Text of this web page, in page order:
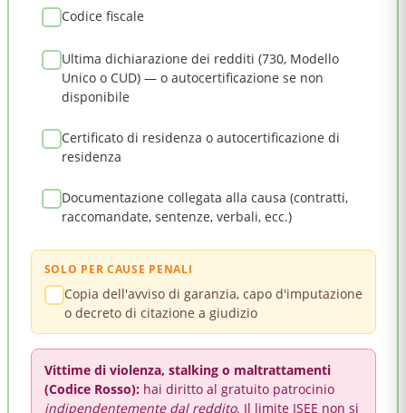
Codice fiscale
Ultima dichiarazione dei redditi (730, Modello
Unico o CUD) — o autocertificazione se non
disponibile
Certificato di residenza o autocertificazione di
residenza
Documentazione collegata alla causa (contratti,
raccomandate, sentenze, verbali, ecc.)
SOLO PER CAUSE PENALI
Copia dell'avviso di garanzia, capo d'imputazione
o decreto di citazione a giudizio
Vittime di violenza, stalking o maltrattamenti
(Codice Rosso): hai diritto al gratuito patrocinio
indipendentemente dal reddito. Il limite ISEE non si